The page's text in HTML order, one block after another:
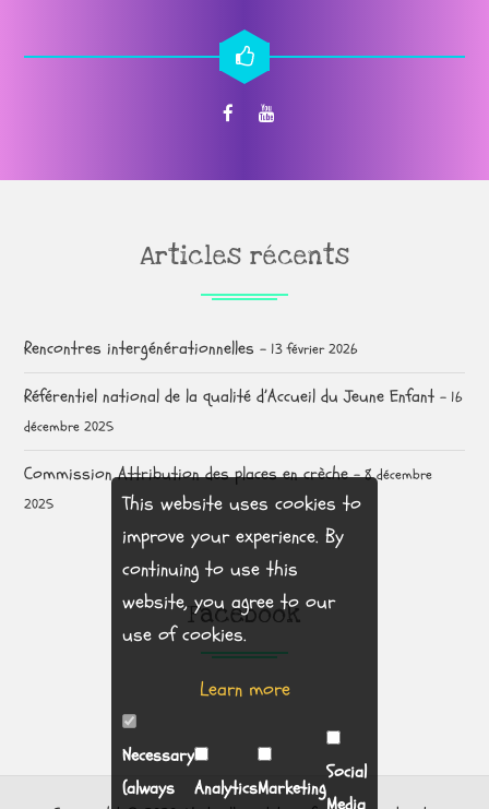
Articles récents
Rencontres intergénérationnelles 13 février 2026
Référentiel national de la qualité d’Accueil du Jeune Enfant
16
décembre 2025
Commission Attribution des places en crèche
8 décembre
2025
Facebook
This website uses cookies to
improve your experience. By
continuing to use this
website, you agree to our
use of cookies.
Learn more
Necessary
(always
AnalyticsMarketing
Social